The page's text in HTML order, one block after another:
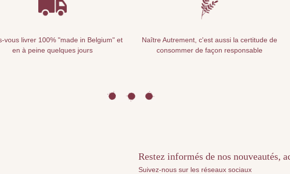
vous livrer 100% "made in Belgium" et
en à peine quelques jours
Naître Autrement, c'est aussi la certitude de
consommer de façon responsable
Restez informés de nos nouveautés,
Suivez-nous sur les réseaux sociaux